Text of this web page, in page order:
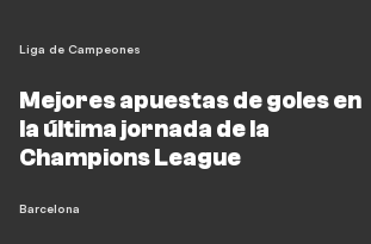
Liga de Campeones
Mejores apuestas de goles en
la última jornada de la
Champions League
Barcelona